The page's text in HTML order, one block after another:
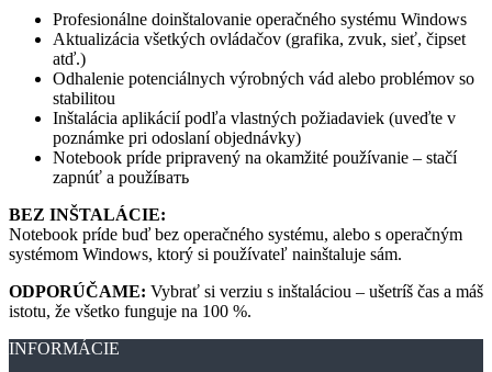
Profesionálne doinštalovanie operačného systému Windows
Aktualizácia všetkých ovládačov (grafika, zvuk, sieť, čipset
atď.)
Odhalenie potenciálnych výrobných vád alebo problémov so
stabilitou
Inštalácia aplikácií podľa vlastných požiadaviek (uveďte v
poznámke pri odoslaní objednávky)
Notebook príde pripravený na okamžité používanie – stačí
zapnúť a použíвать
BEZ INŠTALÁCIE:
Notebook príde buď bez operačného systému, alebo s operačným
systémom Windows, ktorý si používateľ nainštaluje sám.
ODPORÚČAME: Vybrať si verziu s inštaláciou – ušetríš čas a máš
istotu, že všetko funguje na 100 %.
INFORMÁCIE